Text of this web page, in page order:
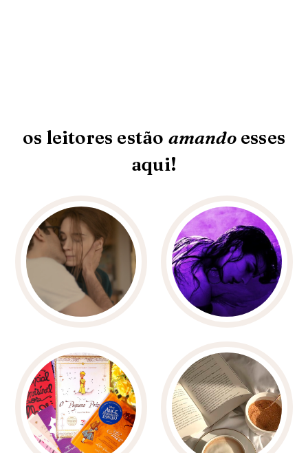
os leitores estão amandoesses
aqui!